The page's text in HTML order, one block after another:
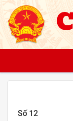
Số 12